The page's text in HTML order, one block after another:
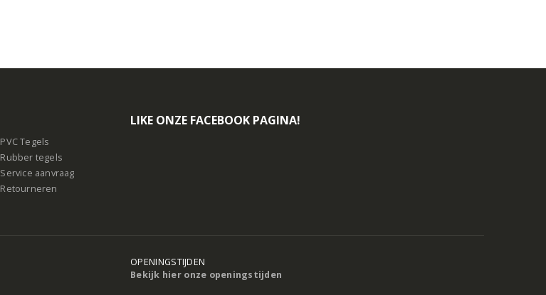
PVC Tegels
Rubber tegels
Service aanvraag
Retourneren
LIKE ONZE FACEBOOK PAGINA!
OPENINGSTIJDEN
Bekijk hier onze openingstijden